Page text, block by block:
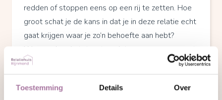
Toestemming Details Over
redden of stoppen eens op een rij te zetten. Hoe
groot schat je de kans in dat je in deze relatie echt
gaat krijgen waar je zo’n behoefte aan hebt?
Waarom ben je tot nu toe niet weggegaan en wat
heb je nodig om dat wel te kunnen? Heb je er alles
aan gedaan om de relatie te redden? Zo ja: als dat
tot vandaag niet is gelukt, waarom zou dat dan